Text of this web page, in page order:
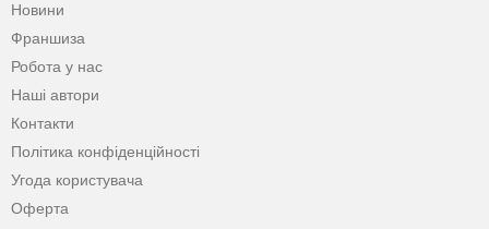
Новини
Франшиза
Робота у нас
Наші автори
Контакти
Політика конфіденційності
Угода користувача
Оферта